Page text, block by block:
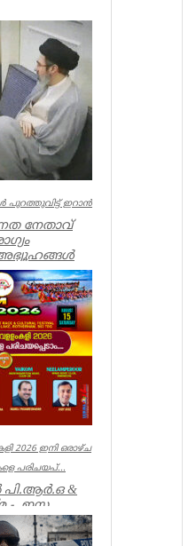
കാന...
ഇറാൻ
നേതാവ്
2026 ഇനി ഒരാഴ്ച
പരിചയപ്...
&
- ഇസ